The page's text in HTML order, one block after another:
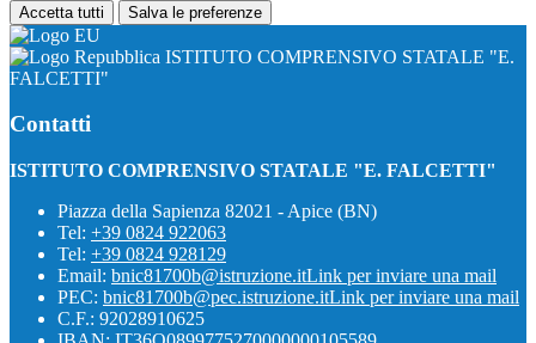
Accetta tutti Salva le preferenze
ISTITUTO COMPRENSIVO STATALE "E.
FALCETTI"
Contatti
ISTITUTO COMPRENSIVO STATALE "E. FALCETTI"
Piazza della Sapienza 82021 - Apice (BN)
Tel: +39 0824 922063
Tel: +39 0824 928129
Email: bnic81700b@istruzione.itLink per inviare una mail
PEC: bnic81700b@pec.istruzione.itLink per inviare una mail
C.F.: 92028910625